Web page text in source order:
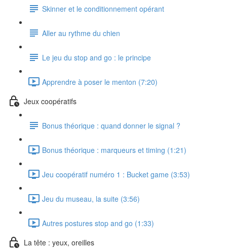
Skinner et le conditionnement opérant
Aller au rythme du chien
Le jeu du stop and go : le principe
Apprendre à poser le menton (7:20)
Jeux coopératifs
Bonus théorique : quand donner le signal ?
Bonus théorique : marqueurs et timing (1:21)
Jeu coopératif numéro 1 : Bucket game (3:53)
Jeu du museau, la suite (3:56)
Autres postures stop and go (1:33)
La tête : yeux, oreilles